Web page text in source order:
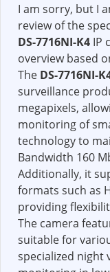
I am sorry, but I
review of the
DS-7716NI-K4 IP
overview based
The DS-7716NI-
surveillance
megapixels,
monitoring of
technology to
Bandwidth 160
Additionally, it
formats such as
providing
The camera
suitable for
specialized night